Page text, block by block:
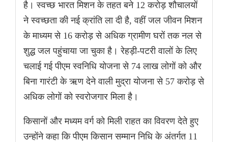
है। स्वच्छ भारत मिशन के तहत बने 12 करोड़ शौचालयों
ने स्वच्छता की नई क्रांति ला दी है, वहीं जल जीवन मिशन
के माध्यम से 16 करोड़ से अधिक ग्रामीण घरों तक नल से
शुद्ध जल पहुंचाया जा चुका है। रेहड़ी-पटरी वालों के लिए
चलाई गई पीएम स्वनिधि योजना से 74 लाख लोगों को और
बिना गारंटी के ऋण देने वाली मुद्रा योजना से 57 करोड़ से
अधिक लोगों को स्वरोजगार मिला है।
किसानों और मध्यम वर्ग को मिली राहत का विवरण देते हुए
उन्होंने कहा कि पीएम किसान सम्मान निधि के अंतर्गत 11